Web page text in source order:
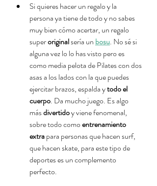
Si quieres hacer un regalo y la
persona ya tiene de todo y no sabes
muy bien cómo acertar, un regalo
super original sería un bosu. No sé si
alguna vez lo lo has visto pero es
como media pelota de Pilates con dos
asas a los lados con la que puedes
ejercitar brazos, espalda y todo el
cuerpo. Da mucho juego. Es algo
más divertido y viene fenomenal,
sobre todo como entrenamiento
extra para personas que hacen surf,
que hacen skate, para este tipo de
deportes es un complemento
perfecto.